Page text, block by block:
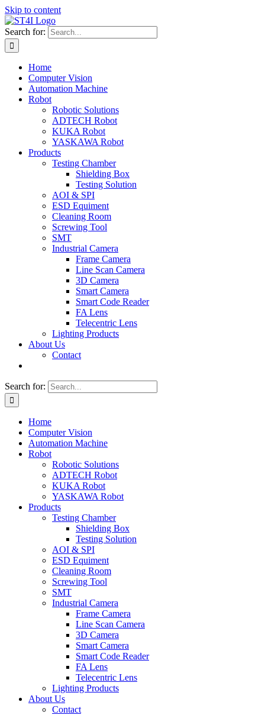
Skip to content
Search for:
Home
Computer Vision
Automation Machine
Robot
Robotic Solutions
ADTECH Robot
KUKA Robot
YASKAWA Robot
Products
Testing Chamber
Shielding Box
Testing Solution
AOI & SPI
ESD Equiment
Cleaning Room
Screwing Tool
SMT
Industrial Camera
Frame Camera
Line Scan Camera
3D Camera
Smart Camera
Smart Code Reader
FA Lens
Telecentric Lens
Lighting Products
About Us
Contact
Search for:
Home
Computer Vision
Automation Machine
Robot
Robotic Solutions
ADTECH Robot
KUKA Robot
YASKAWA Robot
Products
Testing Chamber
Shielding Box
Testing Solution
AOI & SPI
ESD Equiment
Cleaning Room
Screwing Tool
SMT
Industrial Camera
Frame Camera
Line Scan Camera
3D Camera
Smart Camera
Smart Code Reader
FA Lens
Telecentric Lens
Lighting Products
About Us
Contact